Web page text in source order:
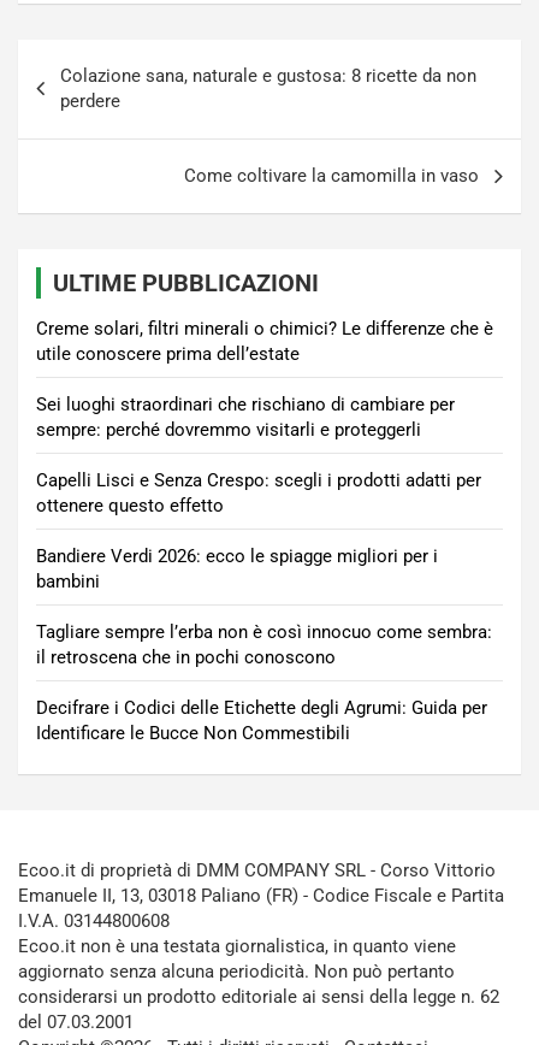
articoli
Colazione sana, naturale e gustosa: 8 ricette da non
perdere
Come coltivare la camomilla in vaso
ULTIME PUBBLICAZIONI
Creme solari, filtri minerali o chimici? Le differenze che è
utile conoscere prima dell’estate
Sei luoghi straordinari che rischiano di cambiare per
sempre: perché dovremmo visitarli e proteggerli
Capelli Lisci e Senza Crespo: scegli i prodotti adatti per
ottenere questo effetto
Bandiere Verdi 2026: ecco le spiagge migliori per i
bambini
Tagliare sempre l’erba non è così innocuo come sembra:
il retroscena che in pochi conoscono
Decifrare i Codici delle Etichette degli Agrumi: Guida per
Identificare le Bucce Non Commestibili
Ecoo.it di proprietà di DMM COMPANY SRL - Corso Vittorio
Emanuele II, 13, 03018 Paliano (FR) - Codice Fiscale e Partita
I.V.A. 03144800608
Ecoo.it non è una testata giornalistica, in quanto viene
aggiornato senza alcuna periodicità. Non può pertanto
considerarsi un prodotto editoriale ai sensi della legge n. 62
del 07.03.2001